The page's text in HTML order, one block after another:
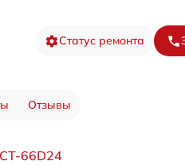
Статус ремонта
Отзывы
66D24